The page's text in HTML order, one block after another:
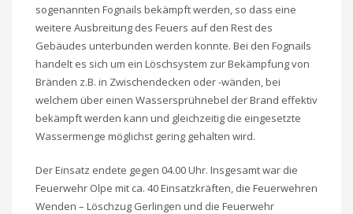
sogenannten Fognails bekämpft werden, so dass eine
weitere Ausbreitung des Feuers auf den Rest des
Gebäudes unterbunden werden konnte. Bei den Fognails
handelt es sich um ein Löschsystem zur Bekämpfung von
Bränden z.B. in Zwischendecken oder -wänden, bei
welchem über einen Wassersprühnebel der Brand effektiv
bekämpft werden kann und gleichzeitig die eingesetzte
Wassermenge möglichst gering gehalten wird.
Der Einsatz endete gegen 04.00 Uhr. Insgesamt war die
Feuerwehr Olpe mit ca. 40 Einsatzkräften, die Feuerwehren
Wenden – Löschzug Gerlingen und die Feuerwehr